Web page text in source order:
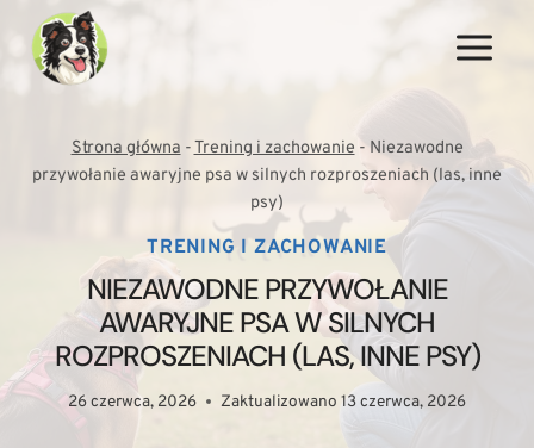
Przejdź
treści
Strona główna-Trening i zachowanie- Niezawodne
przywołanie awaryjne psa w silnych rozproszeniach (las, inne
psy)
TRENING I ZACHOWANIE
NIEZAWODNE PRZYWOŁANIE
AWARYJNE PSA W SILNYCH
ROZPROSZENIACH (LAS, INNE PSY)
26 czerwca, 2026 Zaktualizowano 13 czerwca, 2026